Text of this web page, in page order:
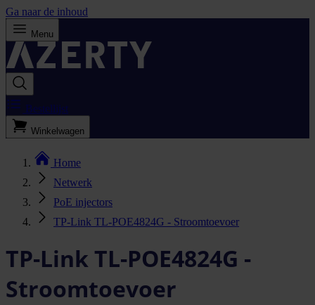
Ga naar de inhoud
Menu
Bestellijst
Winkelwagen
Home
Netwerk
PoE injectors
TP-Link TL-POE4824G - Stroomtoevoer
TP-Link TL-POE4824G -
Stroomtoevoer